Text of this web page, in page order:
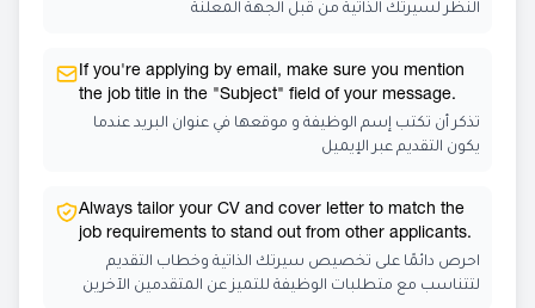
النظر لسيرتك الذاتية من قبل الجهة المعلنة
If you're applying by email, make sure you mention
the job title in the "Subject" field of your message.
تذكر أن تكتب إسم الوظيفة و موقعها في عنوان البريد عندما
يكون التقديم عبر الإيميل
Always tailor your CV and cover letter to match the
job requirements to stand out from other applicants.
احرص دائمًا على تخصيص سيرتك الذاتية وخطاب التقديم
لتتناسب مع متطلبات الوظيفة للتميز عن المتقدمين الآخرين